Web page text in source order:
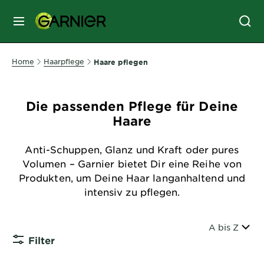
MENU
GESICHTSPFLEGE
HAARPFLEGE
SONNENSCHUTZ
Home Haarpflege Haare pflegen
Die passenden Pflege für Deine
Haare
Anti-Schuppen, Glanz und Kraft oder pures
Volumen – Garnier bietet Dir eine Reihe von
Produkten, um Deine Haar langanhaltend und
intensiv zu pflegen.
Filter
Sortiert nach
A bis Z